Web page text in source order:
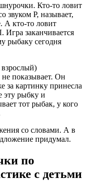
Кто-то ловит
звуком Р, называет,
А кто-то ловит
Игра заканчивается
рыбаку сегодня
показывает. Он
за картинку принесла
эту рыбку и
тот рыбак, у кого
со словами. А в
придумал.
по
с детьми